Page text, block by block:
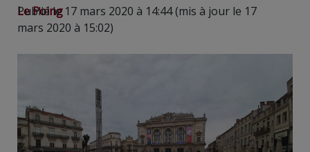
Le Poing
Publié le 17 mars 2020 à 14:44 (mis à jour le 17
mars 2020 à 15:02)